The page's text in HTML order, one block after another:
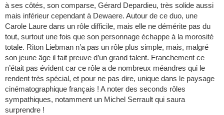
à ses côtés, son comparse, Gérard Depardieu, très solide aussi
mais inférieur cependant à Dewaere. Autour de ce duo, une
Carole Laure dans un rôle difficile, mais elle ne démérite pas du
tout, surtout une fois que son personnage échappe à la morosité
totale. Riton Liebman n’a pas un rôle plus simple, mais, malgré
son jeune âge il fait preuve d’un grand talent. Franchement ce
n’était pas évident car ce rôle a de nombreux méandres qui le
rendent très spécial, et pour ne pas dire, unique dans le paysage
cinématographique français ! A noter des seconds rôles
sympathiques, notamment un Michel Serrault qui saura
surprendre !